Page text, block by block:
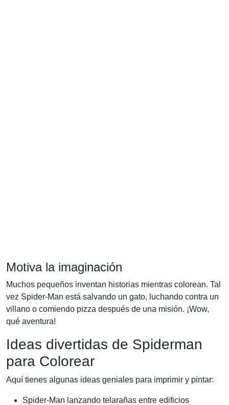
Motiva la imaginación
Muchos pequeños inventan historias mientras colorean. Tal
vez Spider-Man está salvando un gato, luchando contra un
villano o comiendo pizza después de una misión. ¡Wow,
qué aventura!
Ideas divertidas de Spiderman
para Colorear
Aquí tienes algunas ideas geniales para imprimir y pintar:
Spider-Man lanzando telarañas entre edificios